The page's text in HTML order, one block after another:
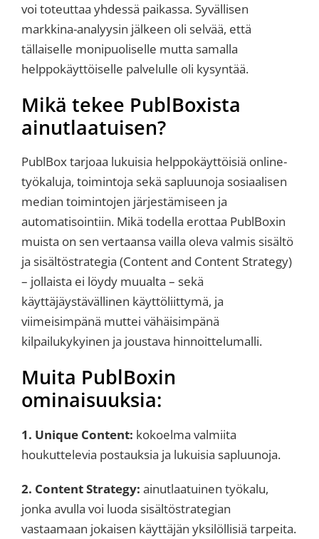
voi toteuttaa yhdessä paikassa. Syvällisen
markkina-analyysin jälkeen oli selvää, että
tällaiselle monipuoliselle mutta samalla
helppokäyttöiselle palvelulle oli kysyntää.
Mikä tekee PublBoxista
ainutlaatuisen?
PublBox tarjoaa lukuisia helppokäyttöisiä online-
työkaluja, toimintoja sekä sapluunoja sosiaalisen
median toimintojen järjestämiseen ja
automatisointiin. Mikä todella erottaa PublBoxin
muista on sen vertaansa vailla oleva valmis sisältö
ja sisältöstrategia (Content and Content Strategy)
– jollaista ei löydy muualta – sekä
käyttäjäystävällinen käyttöliittymä, ja
viimeisimpänä muttei vähäisimpänä
kilpailukykyinen ja joustava hinnoittelumalli.
Muita PublBoxin
ominaisuuksia:
1. Unique Content: kokoelma valmiita
houkuttelevia postauksia ja lukuisia sapluunoja.
2. Content Strategy: ainutlaatuinen työkalu,
jonka avulla voi luoda sisältöstrategian
vastaamaan jokaisen käyttäjän yksilöllisiä tarpeita.